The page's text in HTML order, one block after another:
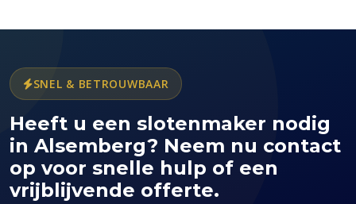
SNEL & BETROUWBAAR
Heeft u een slotenmaker nodig
in Alsemberg? Neem nu contact
op voor snelle hulp of een
vrijblijvende offerte.